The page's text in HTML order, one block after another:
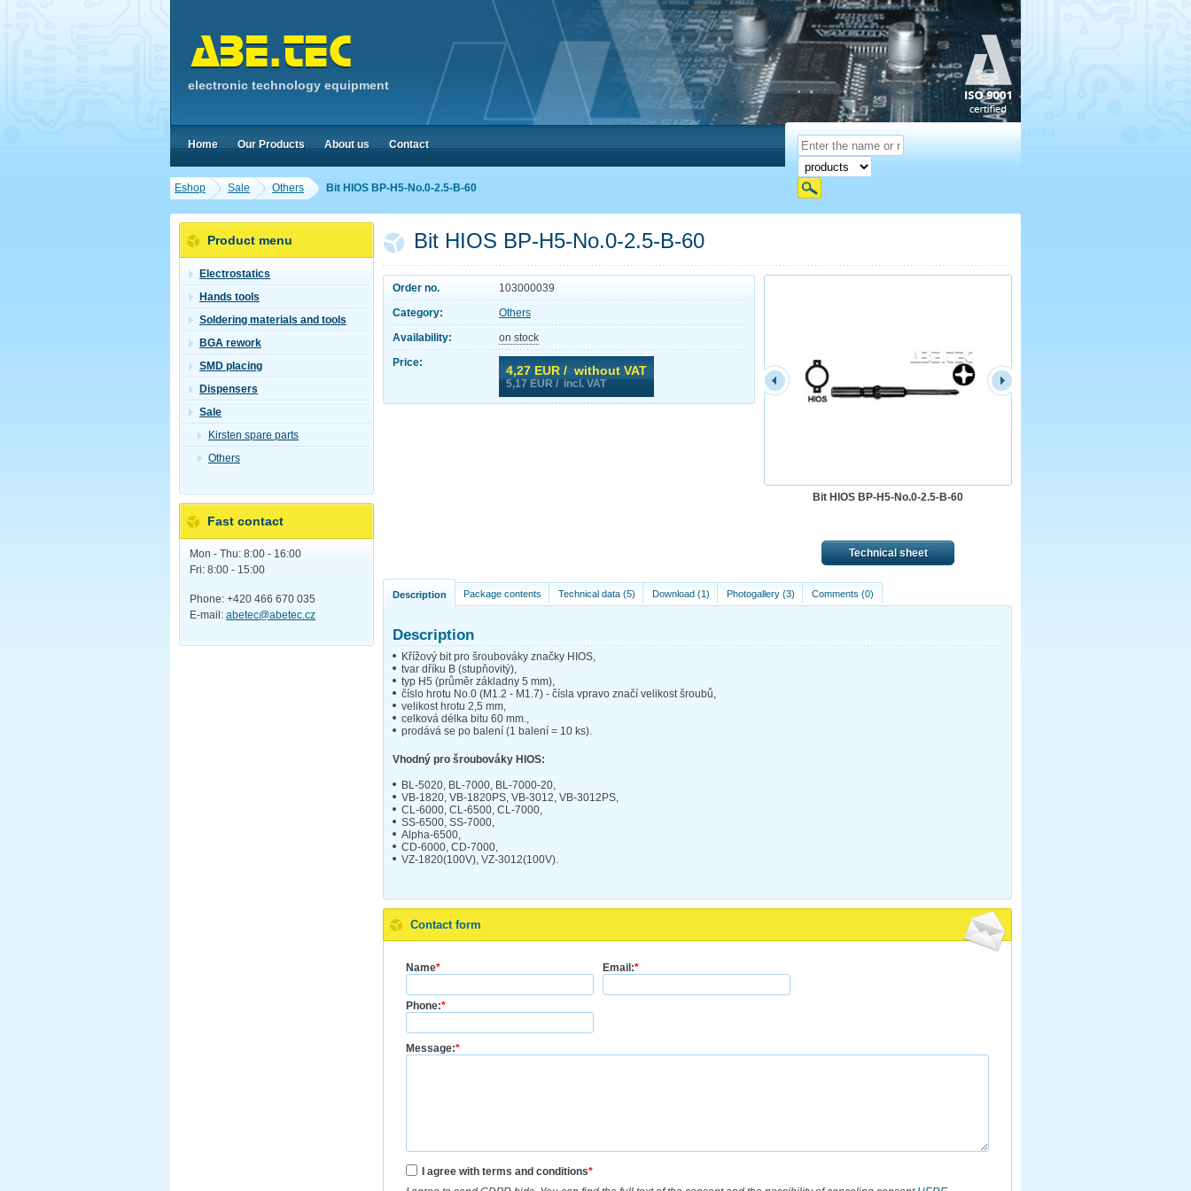
Eshop Sale Others Bit HIOS BP-H5-No.0-2.5-B-60
Bit HIOS BP-H5-No.0-2.5-B-60
Order no.
103000039
Category:
Others
Availability:
on stock
Price:
4,27 EUR / without VAT
5,17 EUR / incl. VAT
Bit HIOS BP-H5-No.0-2.5-B-60
Technical sheet
Description Package contents Technical data (5) Download (1) Photogallery (3) Comments (0)
Description
Křížový bit pro šroubováky značky HIOS,
tvar dříku B (stupňovitý),
typ H5 (průměr základny 5 mm),
číslo hrotu No.0 (M1.2 - M1.7) - čísla vpravo značí velikost šroubů,
velikost hrotu 2,5 mm,
celková délka bitu 60 mm.,
prodává se po balení (1 balení = 10 ks).
Vhodný pro šroubováky HIOS:
BL-5020, BL-7000, BL-7000-20,
VB-1820, VB-1820PS, VB-3012, VB-3012PS,
CL-6000, CL-6500, CL-7000,
SS-6500, SS-7000,
Alpha-6500,
CD-6000, CD-7000,
VZ-1820(100V), VZ-3012(100V).
Contact form
Name* Email:*
Phone:*
Message:*
I agree with terms and conditions*
Product menu
Electrostatics
Hands tools
Soldering materials and tools
BGA rework
SMD placing
Dispensers
Sale
Kirsten spare parts
Others
Fast contact
Mon - Thu: 8:00 - 16:00
Fri: 8:00 - 15:00
Phone: +420 466 670 035
E-mail: abetec@abetec.cz
electronic technology equipment
Home Our Products About us Contact